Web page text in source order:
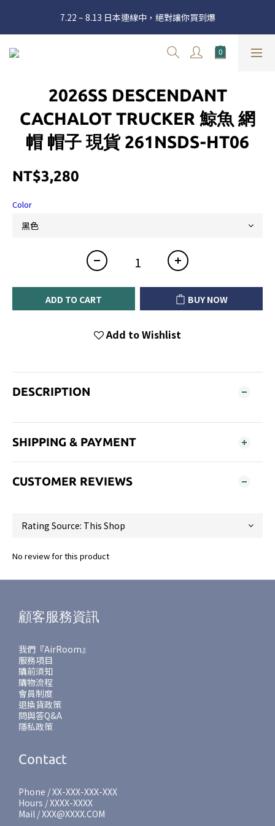
官網三週年 8月滿額送購物金 - 滿 $2000 送 $60 / 滿 $4000 送 $300
/ 滿 $10000 送 $1500
7.22 – 8.13 日本連線中，絕對讓你買到爆
/ 滿 $10000 送 $1500
2026SS DESCENDANT
CACHALOT TRUCKER 鯨魚 網
帽 帽子 現貨 261NSDS-HT06
NT$3,280
Color
ADD TO CART BUY NOW
Add to Wishlist
DESCRIPTION
SHIPPING & PAYMENT
CUSTOMER REVIEWS
No review for this product
顧客服務資訊
我們『AirRoom』
服務項目
購前須知
購物流程
會員制度
退換貨政策
問與答Q&A
隱私政策
Contact
Phone / XX-XXX-XXX-XXX
Hours / XXXX-XXXX
Mail / XXX@XXXX.COM